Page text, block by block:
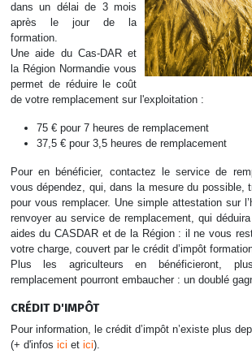
dans un délai de 3 mois
après le jour de la
formation.
Une aide du Cas-DAR et
la Région Normandie vous
permet de réduire le coût
de votre remplacement sur l'exploitation :
75 € pour 7 heures de remplacement
37,5 € pour 3,5 heures de remplacement
Pour en bénéficier, contactez le service de
vous dépendez, qui, dans la mesure du possible,
pour vous remplacer. Une simple attestation sur
renvoyer au service de remplacement, qui
aides du CASDAR et de la Région : il ne vous
votre charge, couvert par le crédit d’impôt
Plus les agriculteurs en bénéficieront,
remplacement pourront embaucher : un doublé
CRÉDIT D'IMPÔT
Pour information, le crédit d’impôt n’existe plus
(+ d'infos ici et ici).